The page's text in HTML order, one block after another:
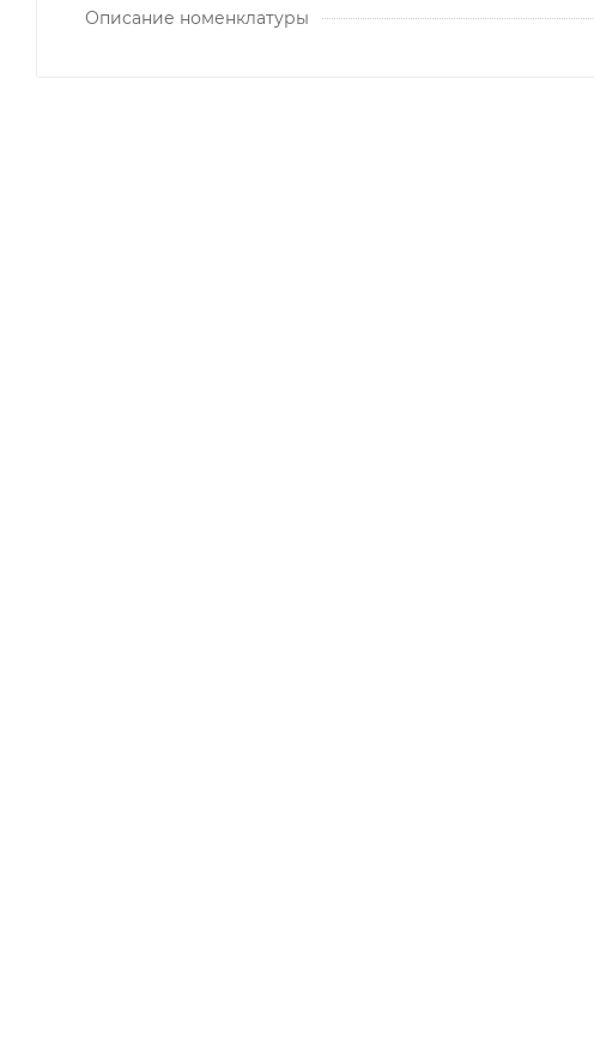
Описание номенклатуры